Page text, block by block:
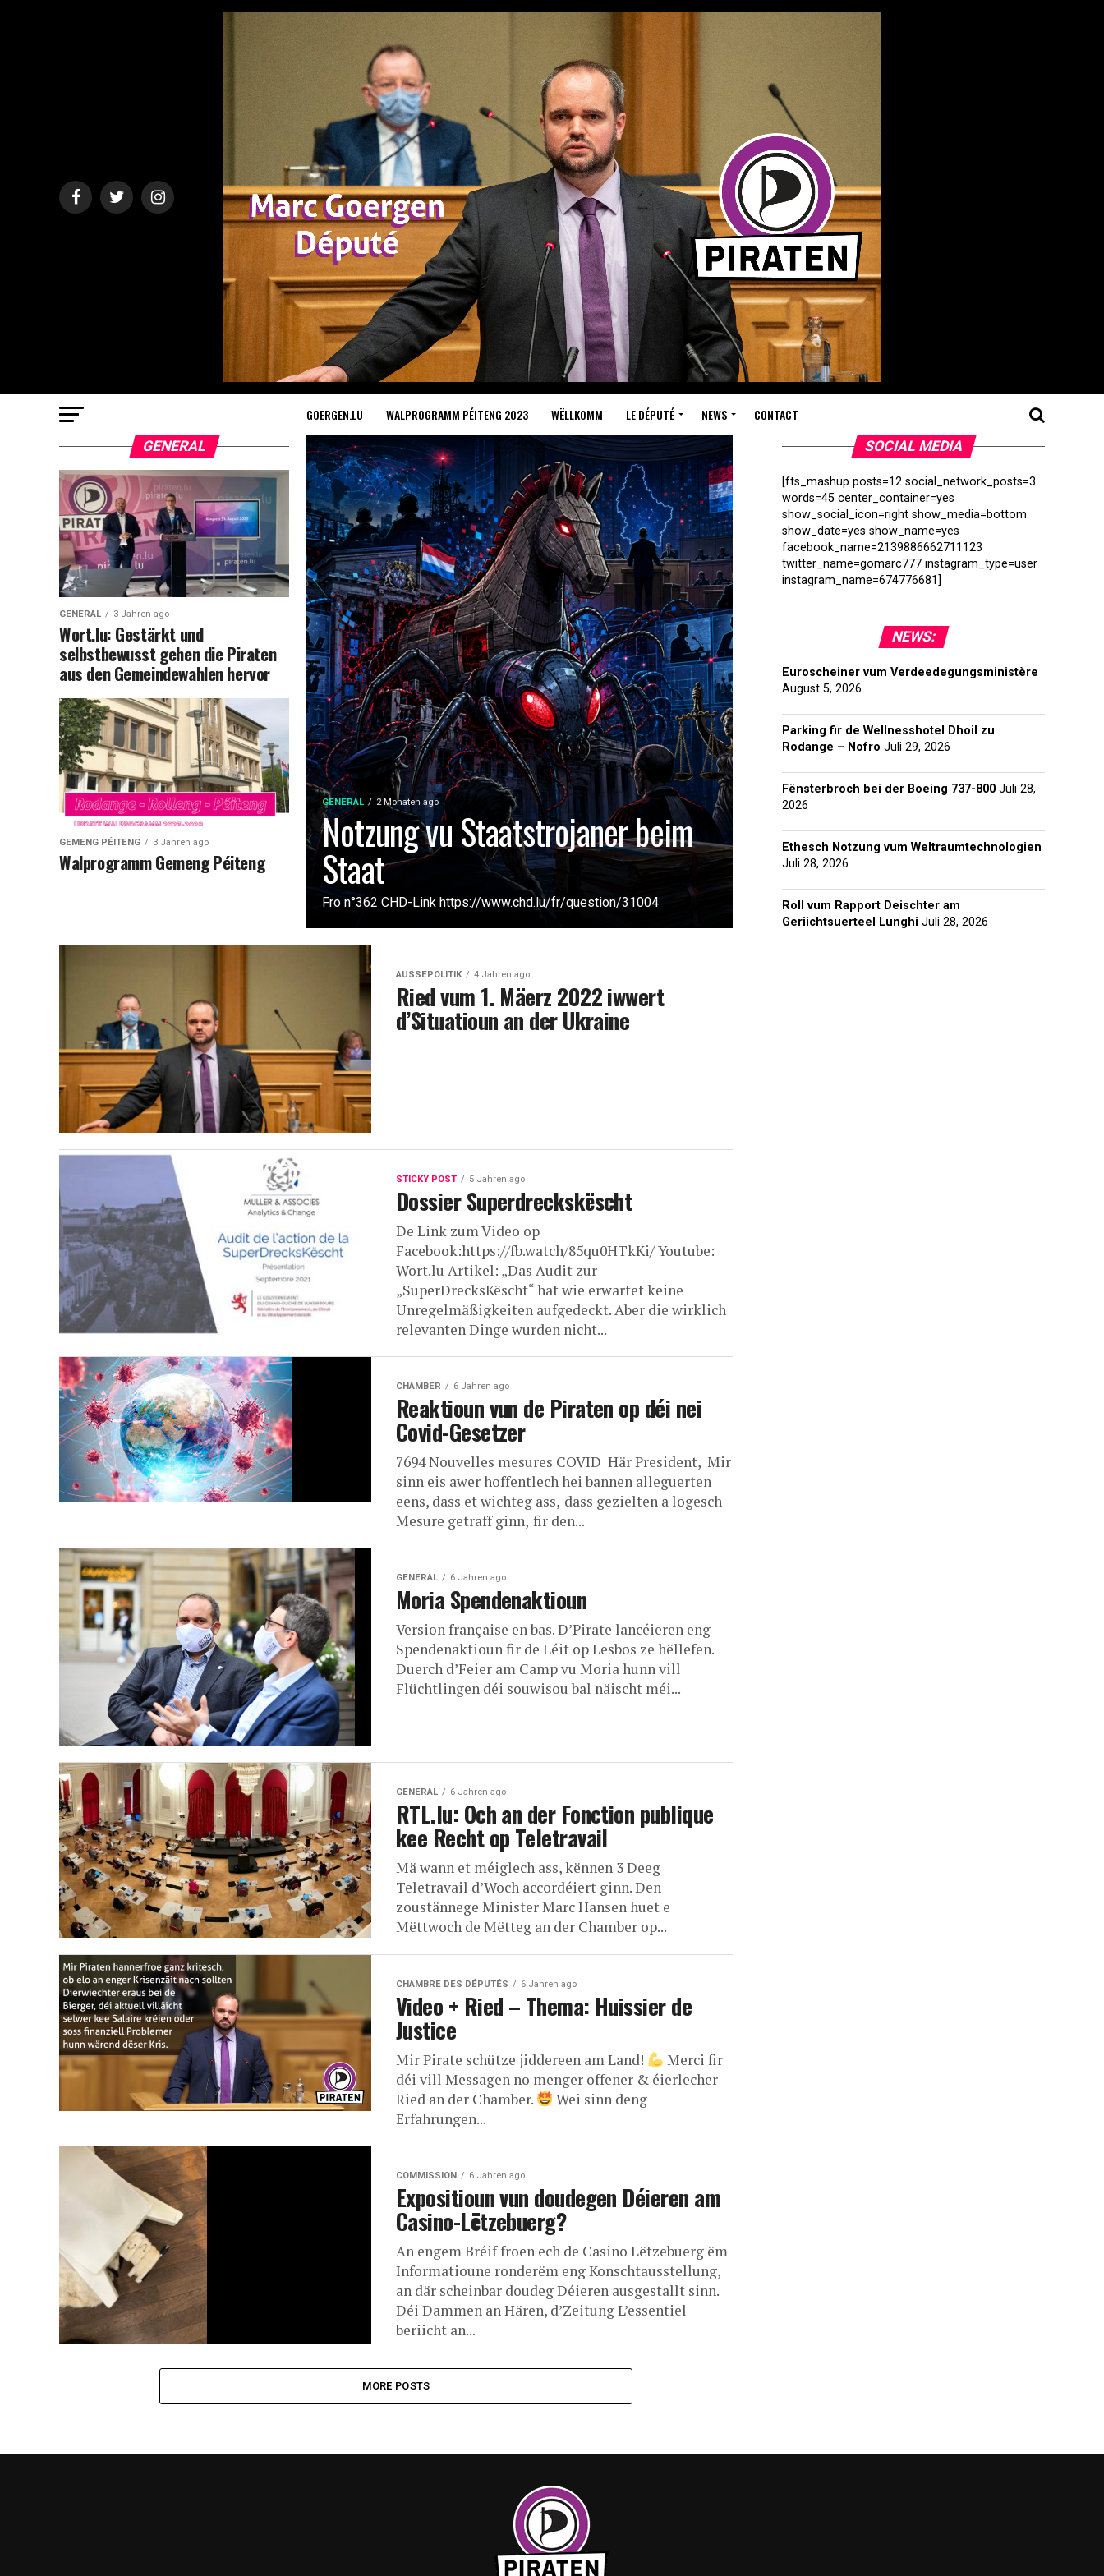
GOERGEN.LU WALPROGRAMM PÉITENG 2023 WËLLKOMM LE DÉPUTÉ NEWS CONTACT
GENERAL 2 Monaten ago
Notzung vu Staatstrojaner beim
Staat
Fro n°362 CHD-Link https://www.chd.lu/fr/question/31004
GENERAL
GENERAL 3 Jahren ago
Wort.lu: Gestärkt und
selbstbewusst gehen die Piraten
aus den Gemeindewahlen hervor
GEMENG PÉITENG 3 Jahren ago
Walprogramm Gemeng Péiteng
AUSSEPOLITIK 4 Jahren ago
Ried vum 1. Mäerz 2022 iwwert
d’Situatioun an der Ukraine
STICKY POST 5 Jahren ago
Dossier Superdreckskëscht
De Link zum Video op
Facebook:https://fb.watch/85qu0HTkKi/ Youtube:
Wort.lu Artikel: „Das Audit zur
„SuperDrecksKëscht“ hat wie erwartet keine
Unregelmäßigkeiten aufgedeckt. Aber die wirklich
relevanten Dinge wurden nicht...
CHAMBER 6 Jahren ago
Reaktioun vun de Piraten op déi nei
Covid-Gesetzer
7694 Nouvelles mesures COVID Här President, Mir
sinn eis awer hoffentlech hei bannen alleguerten
eens, dass et wichteg ass, dass gezielten a logesch
Mesure getraff ginn, fir den...
GENERAL 6 Jahren ago
Moria Spendenaktioun
Version française en bas. D’Pirate lancéieren eng
Spendenaktioun fir de Léit op Lesbos ze hëllefen.
Duerch d’Feier am Camp vu Moria hunn vill
Flüchtlingen déi souwisou bal näischt méi...
GENERAL 6 Jahren ago
RTL.lu: Och an der Fonction publique
kee Recht op Teletravail
Mä wann et méiglech ass, kënnen 3 Deeg
Teletravail d’Woch accordéiert ginn. Den
zoustännege Minister Marc Hansen huet e
Mëttwoch de Mëtteg an der Chamber op...
CHAMBRE DES DÉPUTÉS 6 Jahren ago
Video + Ried – Thema: Huissier de
Justice
Mir Pirate schütze jiddereen am Land!
Merci fir
déi vill Messagen no menger offener & éierlecher
Ried an der Chamber.
Wei sinn deng
Erfahrungen...
COMMISSION 6 Jahren ago
Expositioun vun doudegen Déieren am
Casino-Lëtzebuerg?
An engem Bréif froen ech de Casino Lëtzebuerg ëm
Informatioune ronderëm eng Konschtausstellung,
an där scheinbar doudeg Déieren ausgestallt sinn.
Déi Dammen an Hären, d’Zeitung L’essentiel
beriicht an...
MORE POSTS
SOCIAL MEDIA
[fts_mashup posts=12 social_network_posts=3
words=45 center_container=yes
show_social_icon=right show_media=bottom
show_date=yes show_name=yes
facebook_name=2139886662711123
twitter_name=gomarc777 instagram_type=user
instagram_name=674776681]
NEWS:
Euroscheiner vum Verdeedegungsministère
August 5, 2026
Parking fir de Wellnesshotel Dhoil zu
Rodange – Nofro Juli 29, 2026
Fënsterbroch bei der Boeing 737-800 Juli 28,
2026
Ethesch Notzung vum Weltraumtechnologien
Juli 28, 2026
Roll vum Rapport Deischter am
Geriichtsuerteel Lunghi Juli 28, 2026